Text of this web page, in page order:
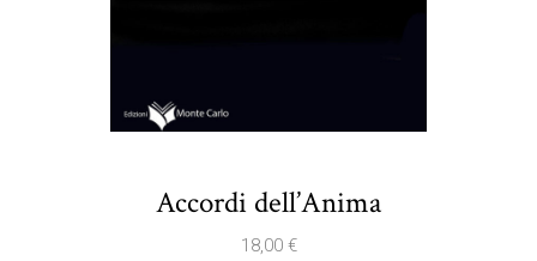
Accordi dell’Anima
18,00 €